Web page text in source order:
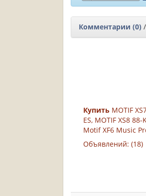
Комментарии (0) /
Купить MOTIF
ES, MOTIF XS8
Motif XF6 Music
Объявлений: (18)